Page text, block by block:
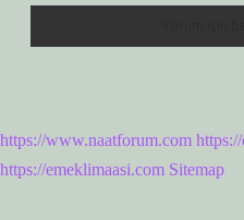
https://www.naatforum.com
https://emeklimaasi.com Sitemap